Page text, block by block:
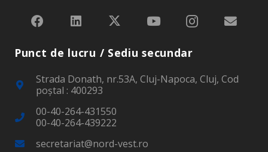
Punct de lucru / Sediu secundar
Strada Donath, nr.53A, Cluj-Napoca, Cluj, Cod
poştal : 400293
00-40-264-431550
00-40-264-439222
secretariat@nord-vest.ro